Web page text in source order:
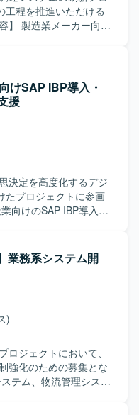
明できる方を歓迎いた
社内外のシステム担当
ジェクトに上流工程
と開発側の双方に近
す。 要件定義や設
全体の構造理解や業
ーダー枠として参画い
リードしながら、開
プロジェクトを推進
る要件定義および設計
ます。具体的な技術
工程を推進いただける
設計業務に携わって
件定義や基本設計を
お客様との折衝やヒ
ュメントとして取り
ただける方が望まし
、要件定義から本番
が魅力となります。製
ながら、上流工程のス
けSAP IBP導入・
援
決定を高度化するデジ
たプロジェクトに参画
におけるサプライチ
整理や計画プロセスの
す。プロジェクトの
業務の高度化を図っ
自ら主体的にプロジ
ます。関係者と円滑
課題を整理し解決に
の魅
領域において、最新の
業務系システム開
)
ロジェクトにおいて、
強化のための募集とな